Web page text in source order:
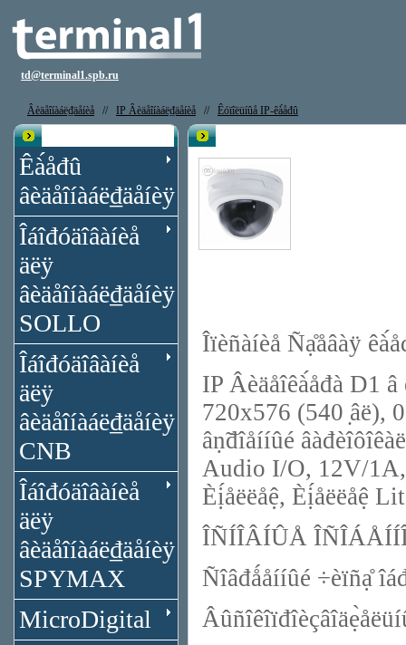
td@terminal1.spb.ru
Âèäåîíàáë₫äåíèå // IP Âèäåîíàáë₫äåíèå // Êóïîëüíûå IP-êà́åđû
Êà́åđû
âèäåîíàáë₫äåíèÿ
Îáîđóäîâàíèå
äëÿ
âèäåîíàáë₫äåíèÿ
SOLLO
Îáîđóäîâàíèå
äëÿ
âèäåîíàáë₫äåíèÿ
CNB
Îáîđóäîâàíèå
äëÿ
âèäåîíàáë₫äåíèÿ
SPYMAX
MicroDigital
Îïèñàíèå Ñạ̊åâàÿ
IP Âèäåîêà́åđà D1
720x576 (540 ̣âë),
âṇ̃đîåííûé
Audio I/O, 12V/
Èị́åëëåệ, Èị́åëëåệ
ÎÑÍÎÂÍÛÅ
Ñîâđǻåííûé ÷èïñạ̊